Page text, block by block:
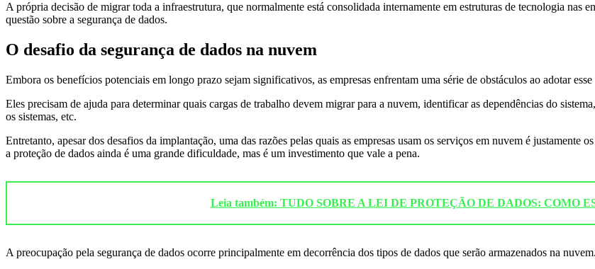
A própria decisão de migrar toda a infraestrutura, que normalmente está consolidada internamente em estruturas de tecnologia nas
questão sobre a segurança de dados.
O desafio da segurança de dados na nuvem
Embora os benefícios potenciais em longo prazo sejam significativos, as empresas enfrentam uma série de obstáculos ao adotar
Eles precisam de ajuda para determinar quais cargas de trabalho devem migrar para a nuvem, identificar as dependências do
os sistemas, etc.
Entretanto, apesar dos desafios da implantação, uma das razões pelas quais as empresas usam os serviços em nuvem é justamente
a proteção de dados ainda é uma grande dificuldade, mas é um investimento que vale a pena.
Leia também: TUDO SOBRE A LEI DE PROTEÇÃO DE DADOS: COMO
A preocupação pela segurança de dados ocorre principalmente em decorrência dos tipos de dados que serão armazenados na nuvem.